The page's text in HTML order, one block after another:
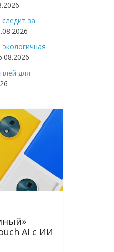
за
для
AI с ИИ